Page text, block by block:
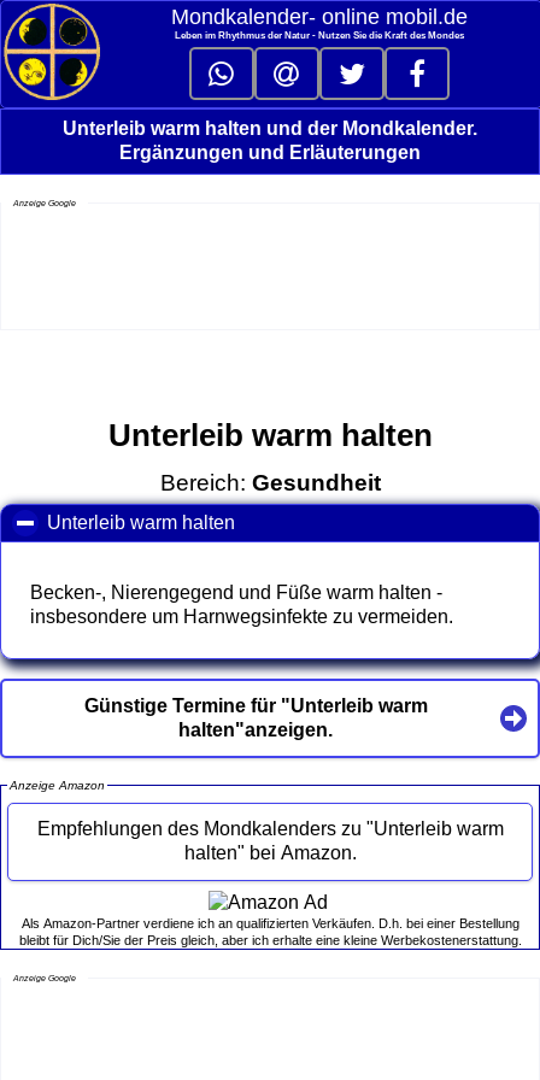
Mondkalender‑ online mobil.de
Leben im Rhythmus der Natur - Nutzen Sie die Kraft des Mondes
Unterleib warm halten und der Mondkalender.
Ergänzungen und Erläuterungen
Anzeige Google
Unterleib warm halten
Bereich: Gesundheit
Unterleib warm halten
Becken-, Nierengegend und Füße warm halten -
insbesondere um Harnwegsinfekte zu vermeiden.
Günstige Termine für "Unterleib warm
halten"anzeigen.
Anzeige Amazon
Empfehlungen des Mondkalenders zu "Unterleib warm
halten" bei Amazon.
Als Amazon-Partner verdiene ich an qualifizierten Verkäufen. D.h. bei einer Bestellung
bleibt für Dich/Sie der Preis gleich, aber ich erhalte eine kleine Werbekostenerstattung.
Anzeige Google